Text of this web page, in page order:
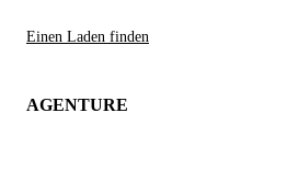
Einen Laden finden
AGENTURE